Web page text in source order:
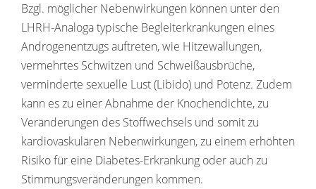
Bzgl. möglicher Nebenwirkungen können unter den
LHRH-Analoga typische Begleiterkrankungen eines
Androgenentzugs auftreten, wie Hitzewallungen,
vermehrtes Schwitzen und Schweißausbrüche,
verminderte sexuelle Lust (Libido) und Potenz. Zudem
kann es zu einer Abnahme der Knochendichte, zu
Veränderungen des Stoffwechsels und somit zu
kardiovaskulären Nebenwirkungen, zu einem erhöhten
Risiko für eine Diabetes-Erkrankung oder auch zu
Stimmungsveränderungen kommen.